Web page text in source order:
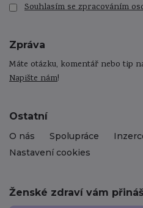
Souhlasím se zpracováním
Ostatní
O nás Spolupráce
Nastavení cookies
Zpráva
Máte otázku, komentář nebo tip
Napište nám!
Ženské zdraví vám